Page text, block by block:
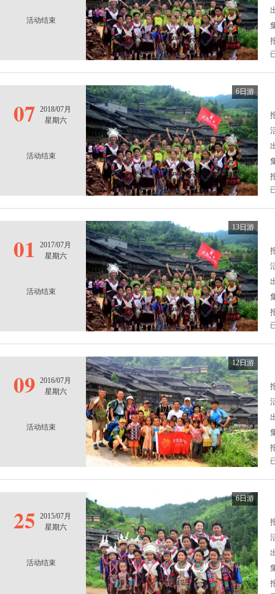
活动结束
07 2018/07月
星期六
活动结束
6日游
01
2017/07月
星期六
活动结束
13日游
09 2016/07月
星期六
活动结束
12日游
25 2015/07月
星期六
活动结束
6日游